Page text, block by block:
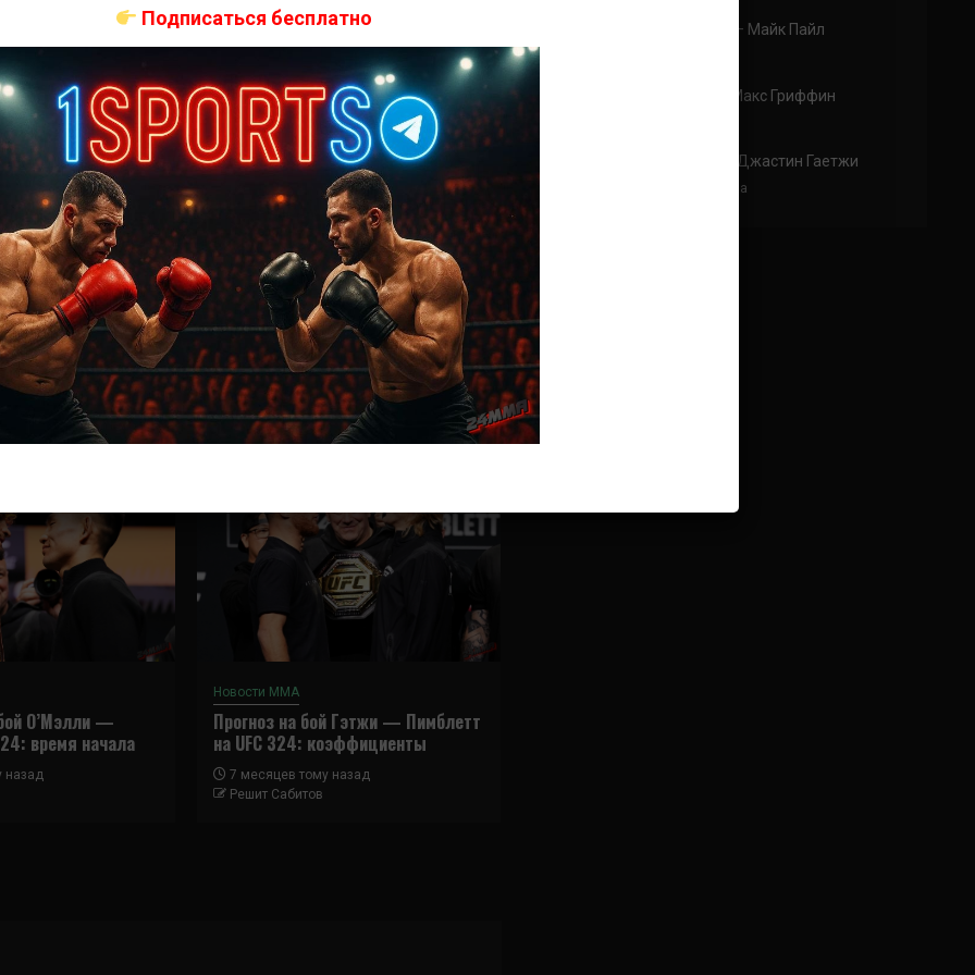
самые лучшие и актуальные события и мира
Далее
Прогноз на бой О’Мэлли — Ядонг на UFC 324:
коэффициенты
О’Мэлли —
время начала
назад
Новости ММА
Прогноз на бой Гэтжи — Пимблетт
на UFC 324: коэффициенты
7 месяцев тому назад
Решит Сабитов
Колби Ковингтон — Майк Пайл
тут два раунда только
Карлос Кондит – Макс Гриффин
Эдди Альварес — Джастин Гаетжи
Просто что за бой!! Два хищника
Подписаться бесплатно